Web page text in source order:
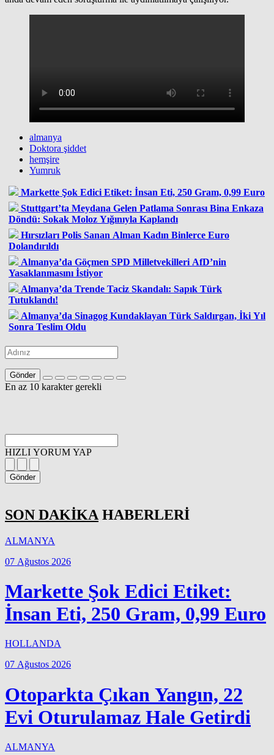
almanya
Doktora şiddet
hemşire
Yumruk
Markette Şok Edici Etiket: İnsan Eti, 250 Gram, 0,99 Euro
Stuttgart’ta Meydana Gelen Patlama Sonrası Bina Enkaza
Döndü: Sokak Moloz Yığınıyla Kaplandı
Hırsızları Polis Sanan Alman Kadın Binlerce Euro
Dolandırıldı
Almanya’da Göçmen SPD Milletvekilleri AfD’nin
Yasaklanmasını İstiyor
Almanya’da Trende Taciz Skandalı: Sapık Türk
Tutuklandı!
Almanya’da Sinagog Kundaklayan Türk Saldırgan, İki Yıl
Sonra Teslim Oldu
Gönder
En az 10 karakter gerekli
HIZLI YORUM YAP
Gönder
SON DAKİKA HABERLERİ
ALMANYA
07 Ağustos 2026
Markette Şok Edici Etiket:
İnsan Eti, 250 Gram, 0,99 Euro
HOLLANDA
07 Ağustos 2026
Otoparkta Çıkan Yangın, 22
Evi Oturulamaz Hale Getirdi
ALMANYA